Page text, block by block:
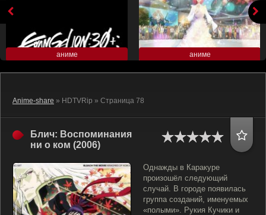
аниме аниме
Anime-share » HDTVRip » Страница 78
Блич: Воспоминания
ни о ком (2006)
Однажды в Каракуре
произошёл следующий
случай. В городе появилась
группа созданий, именуемых
«полыми». Рукия Кучики и